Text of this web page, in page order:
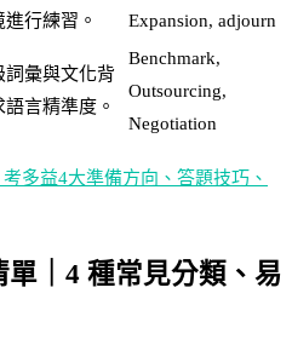
行練習。
Expansion, adjourn
詞彙與文化背
言精準度。
Benchmark,
Outsourcing,
Negotiation
多益4大準備方向、答題技巧、
｜4 種常見分類、易